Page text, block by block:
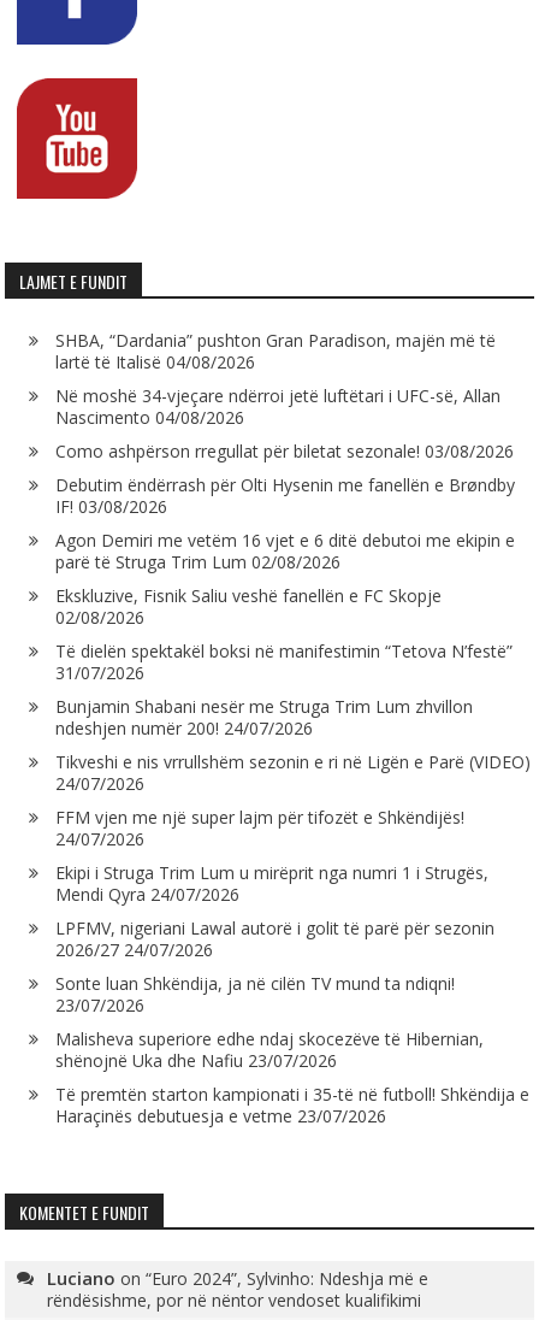
LAJMET E FUNDIT
SHBA, “Dardania” pushton Gran Paradison, majën më të
lartë të Italisë 04/08/2026
Në moshë 34-vjeçare ndërroi jetë luftëtari i UFC-së, Allan
Nascimento 04/08/2026
Como ashpërson rregullat për biletat sezonale! 03/08/2026
Debutim ëndërrash për Olti Hysenin me fanellën e Brøndby
IF! 03/08/2026
Agon Demiri me vetëm 16 vjet e 6 ditë debutoi me ekipin e
parë të Struga Trim Lum 02/08/2026
Ekskluzive, Fisnik Saliu veshë fanellën e FC Skopje
02/08/2026
Të dielën spektakël boksi në manifestimin “Tetova N’festë”
31/07/2026
Bunjamin Shabani nesër me Struga Trim Lum zhvillon
ndeshjen numër 200! 24/07/2026
Tikveshi e nis vrrullshëm sezonin e ri në Ligën e Parë (VIDEO)
24/07/2026
FFM vjen me një super lajm për tifozët e Shkëndijës!
24/07/2026
Ekipi i Struga Trim Lum u mirëprit nga numri 1 i Strugës,
Mendi Qyra 24/07/2026
LPFMV, nigeriani Lawal autorë i golit të parë për sezonin
2026/27 24/07/2026
Sonte luan Shkëndija, ja në cilën TV mund ta ndiqni!
23/07/2026
Malisheva superiore edhe ndaj skocezëve të Hibernian,
shënojnë Uka dhe Nafiu 23/07/2026
Të premtën starton kampionati i 35-të në futboll! Shkëndija e
Haraçinës debutuesja e vetme 23/07/2026
KOMENTET E FUNDIT
Luciano on“Euro 2024”, Sylvinho: Ndeshja më e
rëndësishme, por në nëntor vendoset kualifikimi